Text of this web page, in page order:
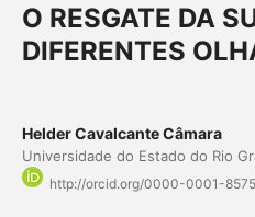
O RESGATE DA
DIFERENTES
Helder Cavalcante Câmara
Universidade do Estado do Rio
http://orcid.org/0000-0001-